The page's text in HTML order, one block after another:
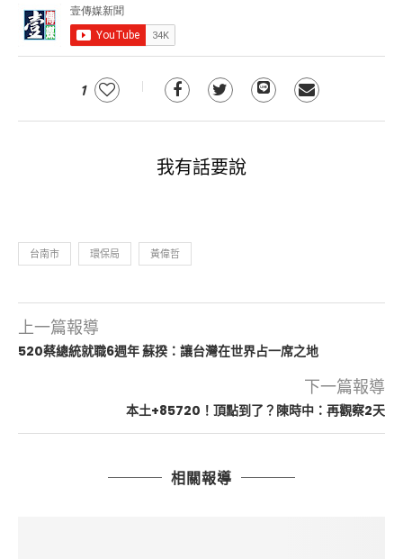
1
我有話要說
台南市 環保局 黃偉哲
上一篇報導
520蔡總統就職6週年 蘇揆：讓台灣在世界占一席之地
下一篇報導
本土+85720！頂點到了？陳時中：再觀察2天
相關報導